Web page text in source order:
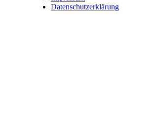
Datenschutzerklärung